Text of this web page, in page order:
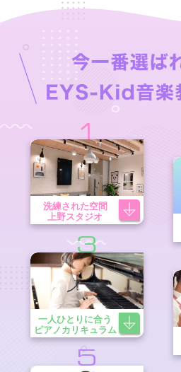
1
洗練された空間
上野スタジオ
3
一人ひとりに合う
ピアノカリキュラム
5